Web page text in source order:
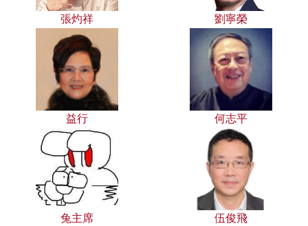
張灼祥 劉寧榮
益行 何志平
兔主席 伍俊飛